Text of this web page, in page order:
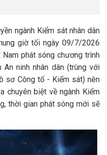
ngành Kiểm sát nhân dân
giờ tối ngày 09/7/2026
Nam phát sóng chương trình
ninh nhân dân (trùng với
sơ Công tố - Kiểm sát) nên
chuyên biệt về ngành Kiểm
thời gian phát sóng mới sẽ